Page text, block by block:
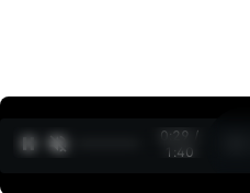
0:30 /
1:40